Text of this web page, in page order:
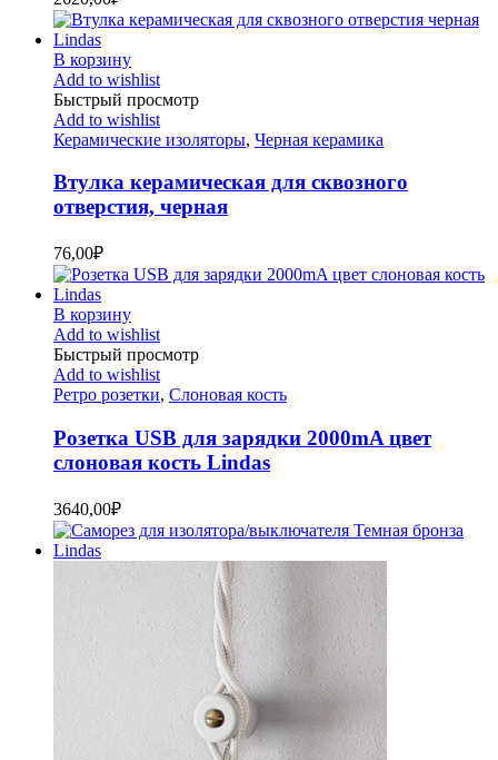
В корзину
Add to wishlist
Быстрый просмотр
Add to wishlist
Керамические изоляторы, Черная керамика
Втулка керамическая для сквозного
отверстия, черная
76,00₽
В корзину
Add to wishlist
Быстрый просмотр
Add to wishlist
Ретро розетки, Слоновая кость
Розетка USB для зарядки 2000mA цвет
слоновая кость Lindas
3640,00₽